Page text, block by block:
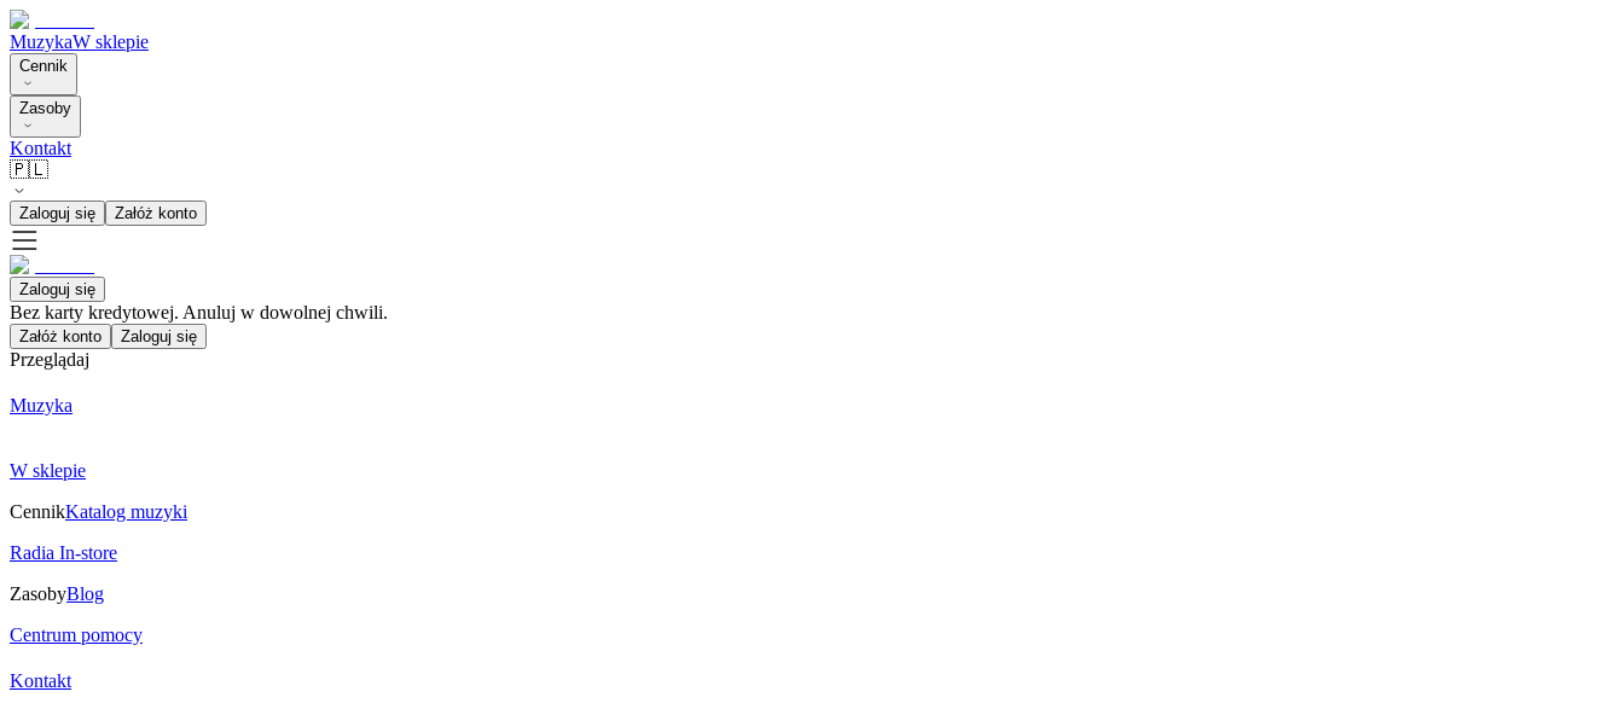
MuzykaW sklepie
Cennik
Zasoby
Kontakt
🇵🇱
Zaloguj się Załóż konto
Zaloguj się
Bez karty kredytowej. Anuluj w dowolnej chwili.
Załóż konto Zaloguj się
Przeglądaj
Muzyka
W sklepie
CennikKatalog muzyki
Radia In-store
ZasobyBlog
Centrum pomocy
Kontakt